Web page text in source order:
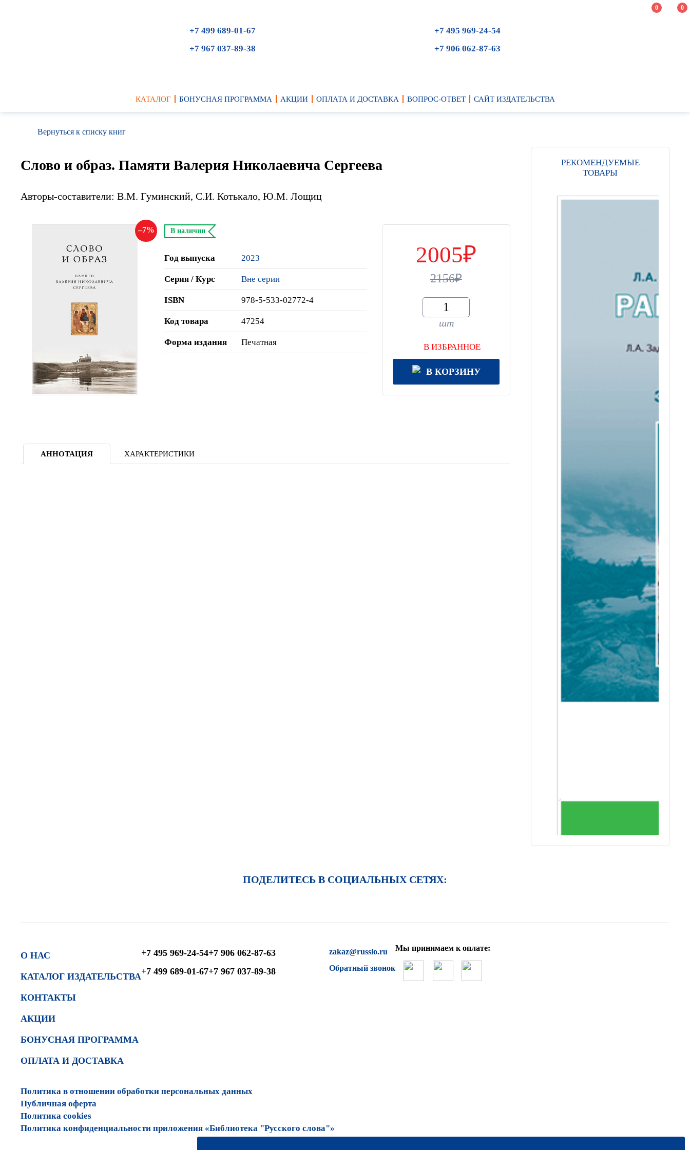
0 0
+7 499 689-01-67
+7 967 037-89-38
+7 495 969-24-54
+7 906 062-87-63
КАТАЛОГ БОНУСНАЯ ПРОГРАММА АКЦИИ ОПЛАТА И ДОСТАВКА ВОПРОС-ОТВЕТ САЙТ ИЗДАТЕЛЬСТВА
Вернуться к списку книг
Слово и образ. Памяти Валерия Николаевича Сергеева
Авторы-составители: В.М. Гуминский, С.И. Котькало, Ю.М. Лощиц
7 В наличии
Год выпуска 2023
Серия / Курс Вне серии
ISBN 978-5-533-02772-4
Код товара 47254
Форма издания Печатная
2005
2156
шт
В ИЗБРАННОЕ
В КОРЗИНУ
АННОТАЦИЯ ХАРАКТЕРИСТИКИ
РЕКОМЕНДУЕМЫЕ
ТОВАРЫ
Е.А. Истомина История и культура
ПОДЕЛИТЕСЬ В СОЦИАЛЬНЫХ СЕТЯХ:
О НАС
КАТАЛОГ ИЗДАТЕЛЬСТВА
КОНТАКТЫ
АКЦИИ
БОНУСНАЯ ПРОГРАММА
ОПЛАТА И ДОСТАВКА
+7 495 969-24-54
+7 499 689-01-67
+7 906 062-87-63
+7 967 037-89-38
zakaz@russlo.ru
Обратный звонок
Мы принимаем к оплате:
Политика в отношении обработки персональных данных
Публичная оферта
Политика cookies
Политика конфиденциальности приложения «Библиотека "Русского слова"»